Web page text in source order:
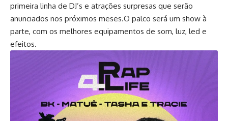
primeira linha de DJ’s e atrações surpresas que serão
anunciados nos próximos meses.O palco será um show à
parte, com os melhores equipamentos de som, luz, led e
efeitos.